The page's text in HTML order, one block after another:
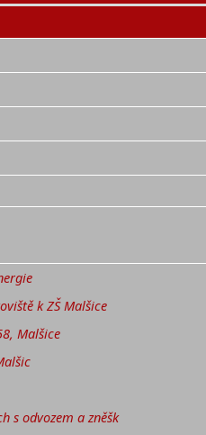
k ZŠ Malšice
Malšice
s odvozem a zněšk